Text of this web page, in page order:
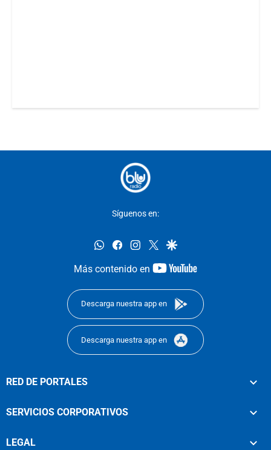
Síguenos en:
whatsappfacebookinstagram
twittergoogle
Más contenido en
youtube-
Descarga nuestra app en
Descarga nuestra app en
RED DE PORTALES
SERVICIOS CORPORATIVOS
LEGAL